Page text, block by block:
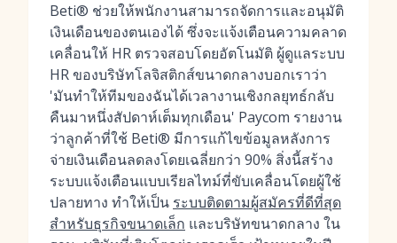
Beti® ช่วยให้พนักงานสามารถจัดการและอนุมัติ
เงินเดือนของตนเองได้ ซึ่งจะแจ้งเตือนความคลาด
เคลื่อนให้ HR ตรวจสอบโดยอัตโนมัติ ผู้ดูแลระบบ
HR ของบริษัทโลจิสติกส์ขนาดกลางบอกเราว่า
'มันทำให้ทีมของฉันได้เวลางานเชิงกลยุทธ์กลับ
คืนมาหนึ่งสัปดาห์เต็มทุกเดือน' Paycom รายงาน
ว่าลูกค้าที่ใช้ Beti® มีการแก้ไขข้อมูลหลังการ
จ่ายเงินเดือนลดลงโดยเฉลี่ยกว่า 90% สิ่งนี้สร้าง
ระบบแจ้งเตือนแบบเรียลไทม์ที่ขับเคลื่อนโดยผู้ใช้
ปลายทาง ทำให้เป็น ระบบติดตามผู้สมัครที่ดีที่สุด
สำหรับธุรกิจขนาดเล็ก และบริษัทขนาดกลาง ใน